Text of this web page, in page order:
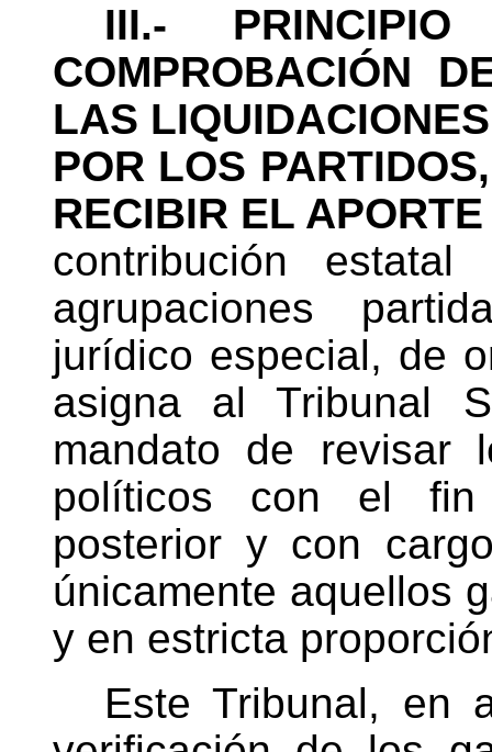
III.- PRINCIPIO
COMPROBACIÓN
LAS
POR LOS
RECIBIR EL
contribución
agrupaciones
jurídico especial, de
asigna al Tribunal
mandato de revisar
políticos con el
posterior y con
únicamente aquellos
y en estricta
Este Tribunal, en